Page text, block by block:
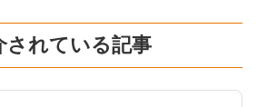
されている記事